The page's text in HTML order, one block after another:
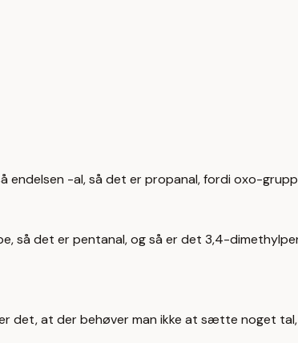
-al, så det er propanal, fordi oxo-
så det er pentanal, og så er det 3,4-
det, at der behøver man ikke at sætte noget